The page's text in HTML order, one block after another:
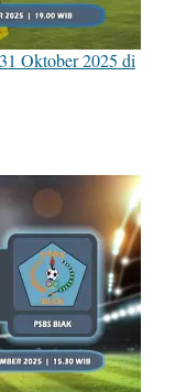
Oktober 2025 di